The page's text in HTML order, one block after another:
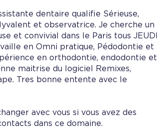
dentaire qualifie Sérieuse,
et observatrice. Je cherche un
et convivial dans le Paris tous JEUDI
en Omni pratique, Pédodontie et
en orthodontie, endodontie et
maitrise du logiciel Remixes,
Tres bonne entente avec le
avec vous si vous avez des
dans ce domaine.